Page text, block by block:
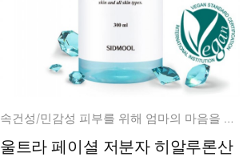
속건성/민감성 피부를 위해 엄마의 마음을 듬뿍 담아 만들었습니다.
울트라 페이셜 저분자 히알루론산